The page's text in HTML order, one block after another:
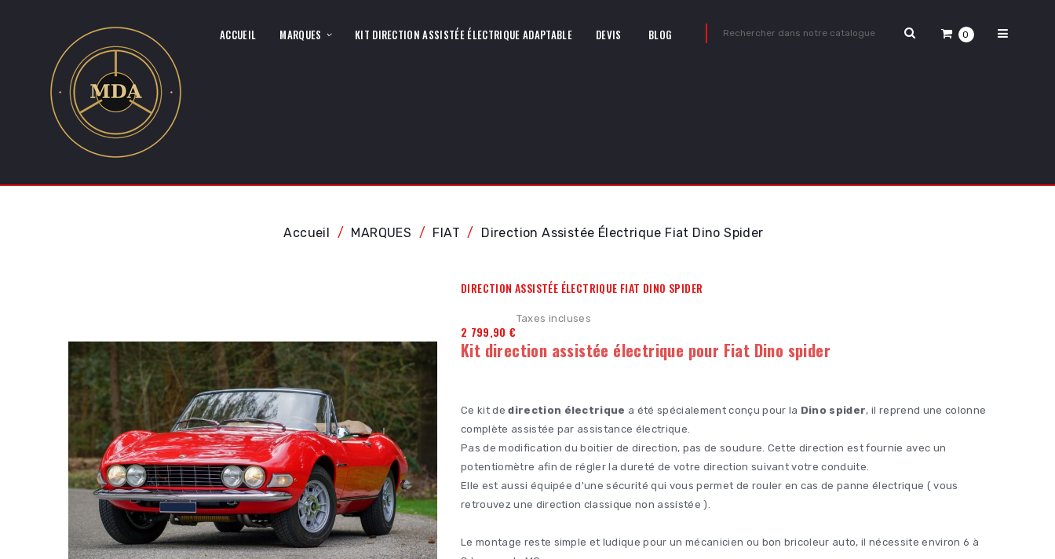
0
ACCUEIL MARQUES KIT DIRECTION ASSISTÉE ÉLECTRIQUE ADAPTABLE DEVIS BLOG
Accueil MARQUES FIAT Direction Assistée Électrique Fiat Dino Spider
DIRECTION ASSISTÉE ÉLECTRIQUE FIAT DINO SPIDER
2 799,90 €
Taxes incluses
Kit direction assistée électrique pour Fiat Dino spider
Ce kit dedirection électrique a été spécialement conçu pour la Dino spider, il reprend une colonne
complète assistée par assistance électrique.
Pas de modification du boitier de direction, pas de soudure. Cette direction est fournie avec un
potentiomètre afin de régler la dureté de votre direction suivant votre conduite.
Elle est aussi équipée d'une sécurité qui vous permet de rouler en cas de panne électrique ( vous
retrouvez une direction classique non assistée ).
Le montage reste simple et ludique pour un mécanicien ou bon bricoleur auto, il nécessite environ 6 à